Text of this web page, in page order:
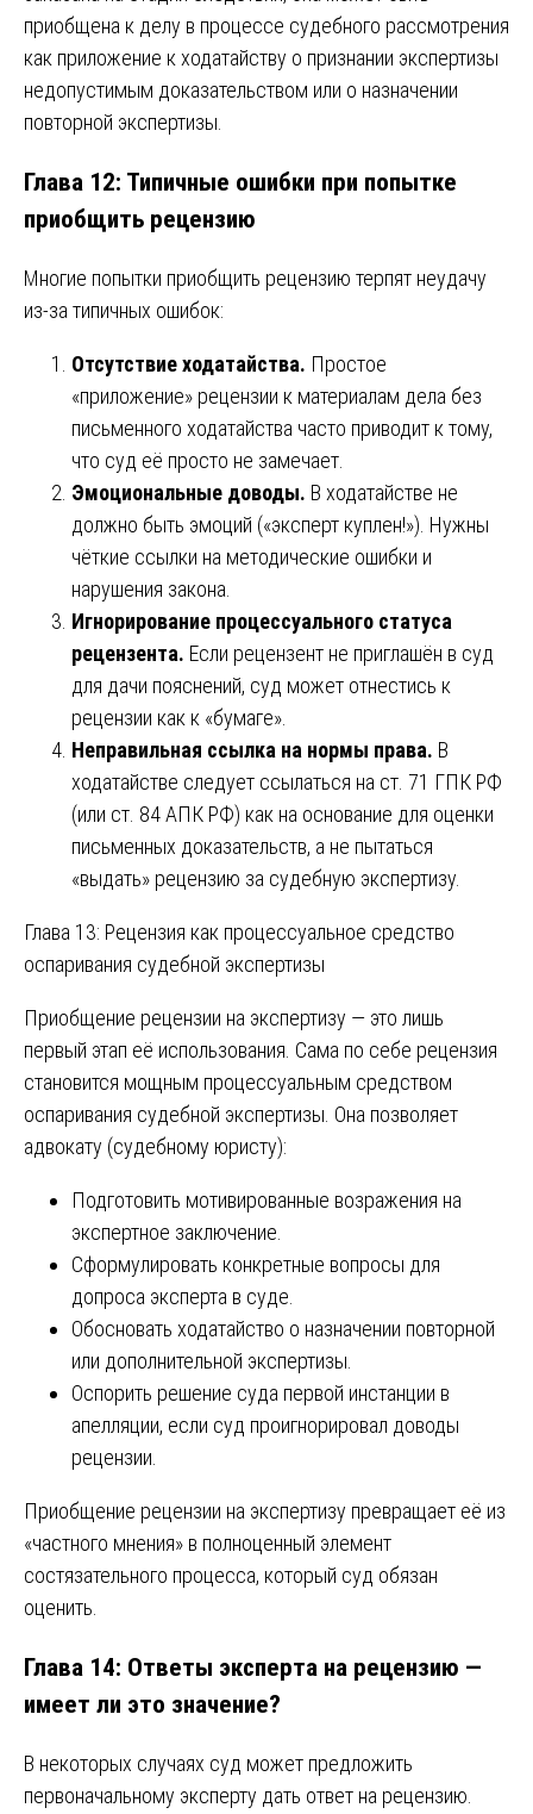
приобщена к делу в процессе судебного рассмотрения
как приложение к ходатайству о признании экспертизы
недопустимым доказательством или о назначении
повторной экспертизы.
Глава 12: Типичные ошибки при попытке
приобщить рецензию
Многие попытки приобщить рецензию терпят неудачу
из-за типичных ошибок:
Отсутствие ходатайства. Простое
«приложение» рецензии к материалам дела без
письменного ходатайства часто приводит к тому,
что суд её просто не замечает.
Эмоциональные доводы. В ходатайстве не
должно быть эмоций («эксперт куплен!»). Нужны
чёткие ссылки на методические ошибки и
нарушения закона.
Игнорирование процессуального статуса
рецензента. Если рецензент не приглашён в суд
для дачи пояснений, суд может отнестись к
рецензии как к «бумаге».
Неправильная ссылка на нормы права. В
ходатайстве следует ссылаться на ст. 71 ГПК РФ
(или ст. 84 АПК РФ) как на основание для оценки
письменных доказательств, а не пытаться
«выдать» рецензию за судебную экспертизу.
Глава 13: Рецензия как процессуальное средство
оспаривания судебной экспертизы
Приобщение рецензии на экспертизу — это лишь
первый этап её использования. Сама по себе рецензия
становится мощным процессуальным средством
оспаривания судебной экспертизы. Она позволяет
адвокату (судебному юристу):
Подготовить мотивированные возражения на
экспертное заключение.
Сформулировать конкретные вопросы для
допроса эксперта в суде.
Обосновать ходатайство о назначении повторной
или дополнительной экспертизы.
Оспорить решение суда первой инстанции в
апелляции, если суд проигнорировал доводы
рецензии.
Приобщение рецензии на экспертизу превращает её из
«частного мнения» в полноценный элемент
состязательного процесса, который суд обязан
оценить.
Глава 14: Ответы эксперта на рецензию —
имеет ли это значение?
В некоторых случаях суд может предложить
первоначальному эксперту дать ответ на рецензию.